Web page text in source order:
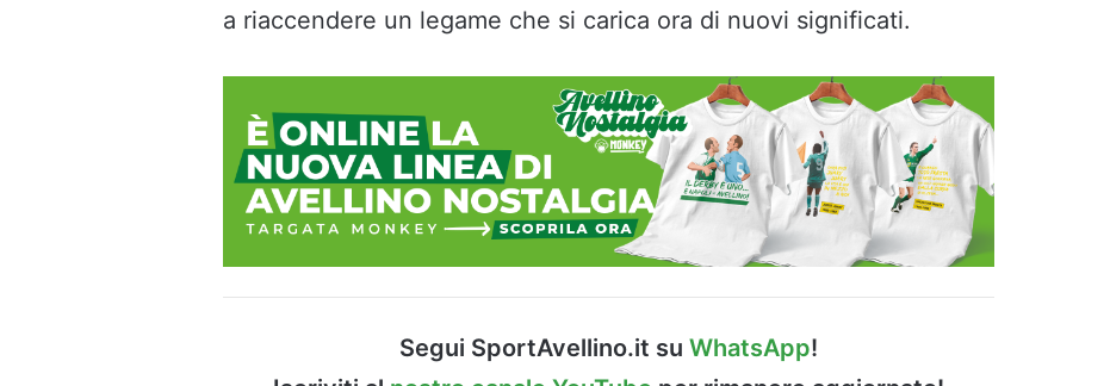
a riaccendere un legame che si carica ora di nuovi significati.
Segui SportAvellino.it su WhatsApp!